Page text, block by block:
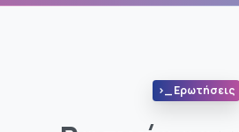
>_ Ερωτήσεις